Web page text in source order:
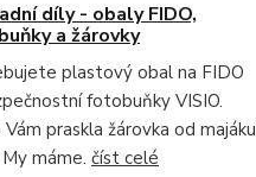
díly - obaly FIDO,
a žárovky
plastový obal na FIDO
fotobuňky VISIO.
praskla žárovka od majáku
máme. číst celé